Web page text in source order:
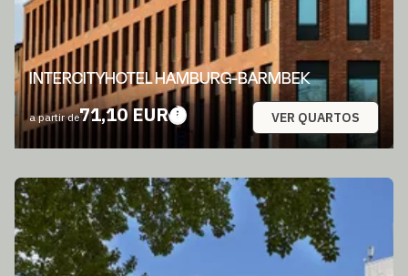
INTERCITYHOTEL HAMBURG-BARMBEK
a partir de71,10 EUR VER QUARTOS